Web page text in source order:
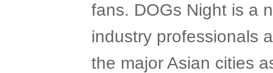
fans. DOGs Night is a
industry professionals
the major Asian cities